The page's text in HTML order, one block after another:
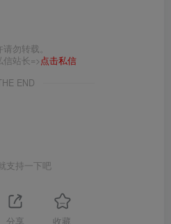
水岛空 白丝 80D[109P+1V／
死库水果足黏液[108P+1V／
水岛空 白丝 15D 蕾丝胖次
1V-6.63G]
／6.82GB]
／8.04GB]
勿转载。
站长=>点击私信
END
支持一下吧
分享 收藏